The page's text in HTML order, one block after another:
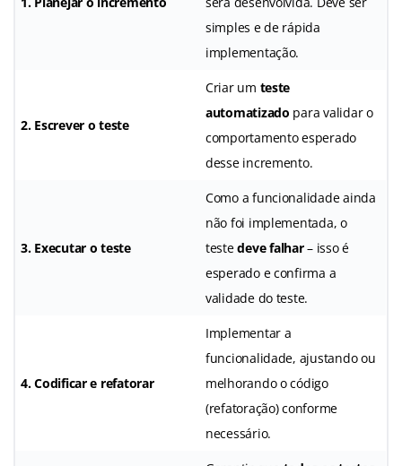
simples e de rápida
implementação.
2. Escrever o teste
Criar um teste
automatizado para validar o
comportamento esperado
desse incremento.
3. Executar o teste
Como a funcionalidade ainda
não foi implementada, o
testedeve falhar– isso é
esperado e confirma a
validade do teste.
4. Codificar e refatorar
Implementar a
funcionalidade, ajustando ou
melhorando o código
(refatoração) conforme
necessário.